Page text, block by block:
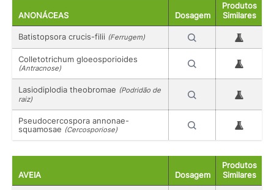
ANONÁCEAS Dosagem
Produtos
Similares
Batistopsora crucis-filii (Ferrugem)
Colletotrichum gloeosporioides
(Antracnose)
Lasiodiplodia theobromae (Podridão de
raiz)
Pseudocercospora annonae-
squamosae (Cercosporiose)
AVEIA Dosagem
Produtos
Similares